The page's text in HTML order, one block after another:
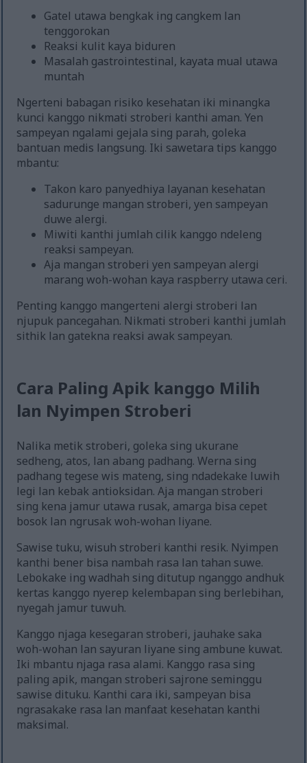
Gatel utawa bengkak ing cangkem lan
tenggorokan
Reaksi kulit kaya biduren
Masalah gastrointestinal, kayata mual utawa
muntah
Ngerteni babagan risiko kesehatan iki minangka
kunci kanggo nikmati stroberi kanthi aman. Yen
sampeyan ngalami gejala sing parah, goleka
bantuan medis langsung. Iki sawetara tips kanggo
mbantu:
Takon karo panyedhiya layanan kesehatan
sadurunge mangan stroberi, yen sampeyan
duwe alergi.
Miwiti kanthi jumlah cilik kanggo ndeleng
reaksi sampeyan.
Aja mangan stroberi yen sampeyan alergi
marang woh-wohan kaya raspberry utawa ceri.
Penting kanggo mangerteni alergi stroberi lan
njupuk pancegahan. Nikmati stroberi kanthi jumlah
sithik lan gatekna reaksi awak sampeyan.
Cara Paling Apik kanggo Milih
lan Nyimpen Stroberi
Nalika metik stroberi, goleka sing ukurane
sedheng, atos, lan abang padhang. Werna sing
padhang tegese wis mateng, sing ndadekake luwih
legi lan kebak antioksidan. Aja mangan stroberi
sing kena jamur utawa rusak, amarga bisa cepet
bosok lan ngrusak woh-wohan liyane.
Sawise tuku, wisuh stroberi kanthi resik. Nyimpen
kanthi bener bisa nambah rasa lan tahan suwe.
Lebokake ing wadhah sing ditutup nganggo andhuk
kertas kanggo nyerep kelembapan sing berlebihan,
nyegah jamur tuwuh.
Kanggo njaga kesegaran stroberi, jauhake saka
woh-wohan lan sayuran liyane sing ambune kuwat.
Iki mbantu njaga rasa alami. Kanggo rasa sing
paling apik, mangan stroberi sajrone seminggu
sawise dituku. Kanthi cara iki, sampeyan bisa
ngrasakake rasa lan manfaat kesehatan kanthi
maksimal.